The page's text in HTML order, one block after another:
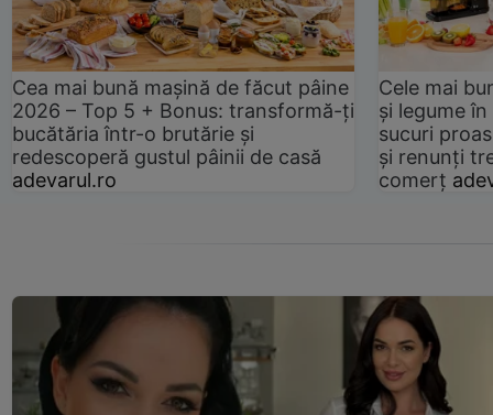
Cea mai bună mașină de făcut pâine
2026 – Top 5 + Bonus: transformă-ți
bucătăria într-o brutărie și
redescoperă gustul pâinii de casă
adevarul.ro
Cele mai
și legume
sucuri
și renunți
comerț